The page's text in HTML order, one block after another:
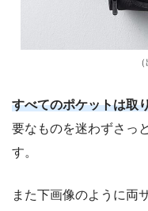
すべてのポケットは取
要なものを迷わずさっ
す。
また下画像のように両